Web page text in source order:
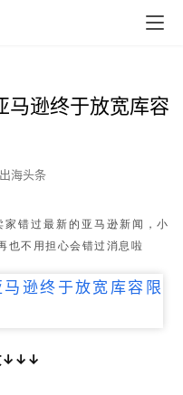
马逊终于放宽库容
出海头条
错过最新的亚马逊新闻，小
也不用担心会错过消息啦
↓↓↓